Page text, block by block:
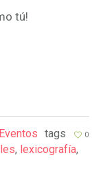
tú!
0
Eventos tags
, lexicografía,